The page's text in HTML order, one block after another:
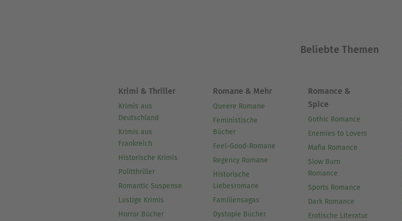
Beliebte Themen
Krimi & Thriller
Krimis aus
Deutschland
Krimis aus
Frankreich
Historische Krimis
Politthriller
Romantic Suspense
Lustige Krimis
Horror Bücher
Romane & Mehr
Queere Romane
Feministische
Bücher
Feel-Good-Romane
Regency Romane
Historische
Liebesromane
Familiensagas
Dystopie Bücher
Romance &
Spice
Gothic Romance
Enemies to Lovers
Mafia Romance
Slow Burn
Romance
Sports Romance
Dark Romance
Erotische Literatur